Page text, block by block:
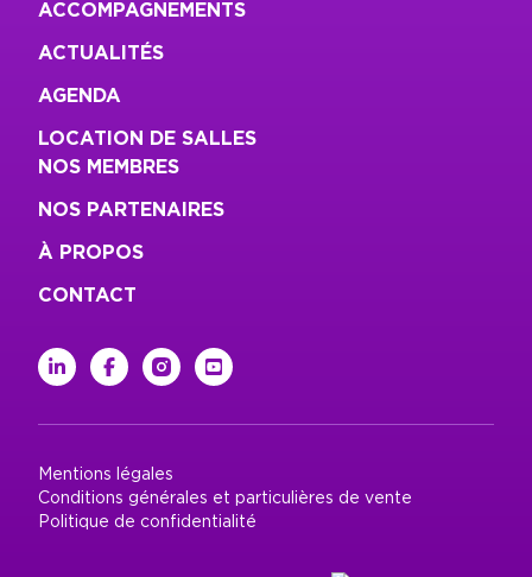
ACCOMPAGNEMENTS
ACTUALITÉS
AGENDA
LOCATION DE SALLES
NOS MEMBRES
NOS PARTENAIRES
À PROPOS
CONTACT
linkedinfacebookinstagramyoutube
Mentions légales
Conditions générales et particulières de vente
Politique de confidentialité